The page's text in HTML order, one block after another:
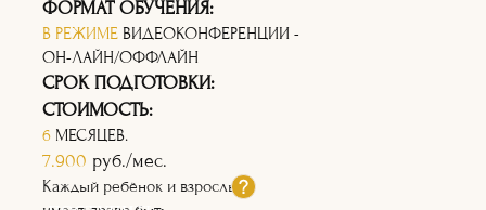
ФОРМАТ ОБУЧЕНИЯ:
В РЕЖИМЕ ВИДЕОКОНФЕРЕНЦИИ -
ОН-ЛАЙН/ОФФЛАЙН
СРОК ПОДГОТОВКИ:
СТОИМОСТЬ:
6 МЕСЯЦЕВ.
7.900 руб./мес.
Каждый ребёнок и взрослый